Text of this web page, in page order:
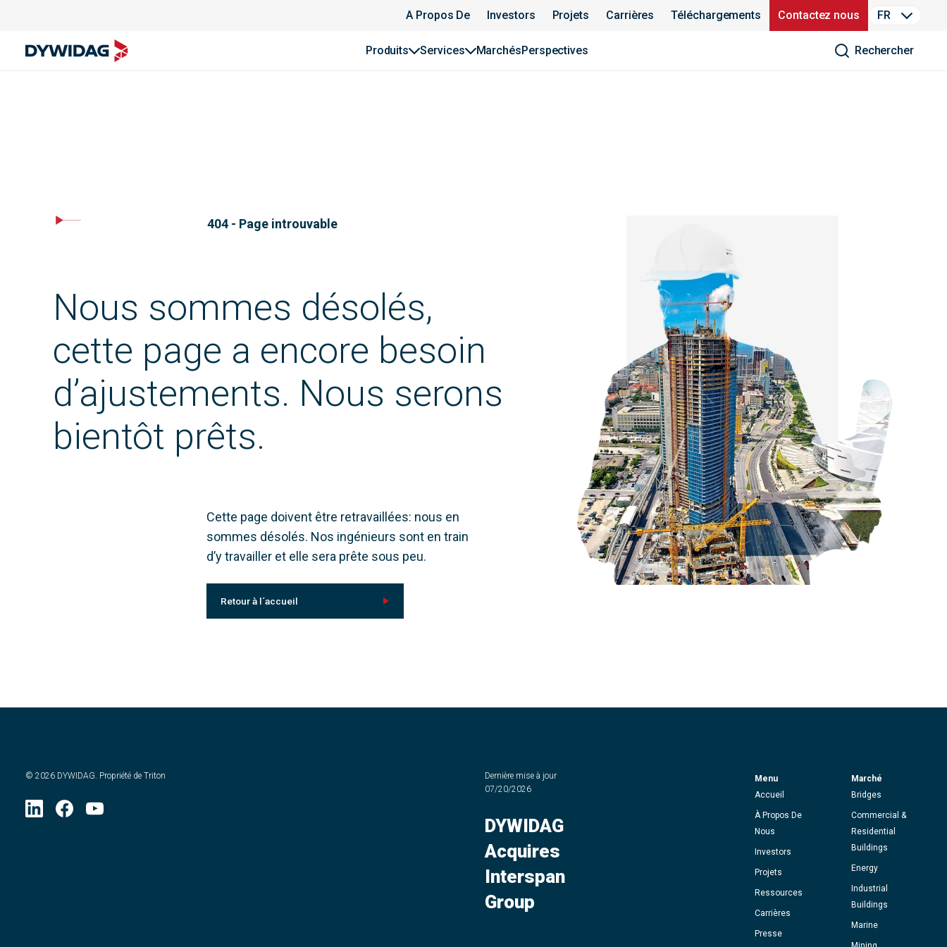
A Propos De Investors Projets Carrières Téléchargements Contactez nous FR
Produits Services MarchésPerspectives Rechercher
404 - Page introuvable
Nous sommes désolés,
cette page a encore besoin
d’ajustements. Nous serons
bientôt prêts.
Cette page doivent être retravaillées: nous en
sommes désolés. Nos ingénieurs sont en train
d’y travailler et elle sera prête sous peu.
Retour à l´accueil
© 2026 DYWIDAG. Propriété de Triton
Dernière mise à jour
07/20/2026
DYWIDAG
Acquires
Interspan
Group
Menu
Accueil
À Propos De
Nous
Investors
Projets
Ressources
Carrières
Presse
Marché
Bridges
Commercial &
Residential
Buildings
Energy
Industrial
Buildings
Marine